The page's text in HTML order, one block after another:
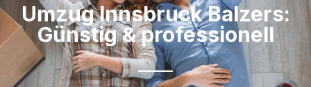
Umzug Innsbruck​ Balzers:
Günstig & professionell​